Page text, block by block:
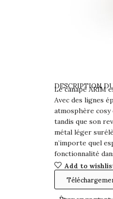
DESCRIPTION
Le canapé ARIM
Avec des lignes
atmosphère
tandis que son
métal léger
n’importe quel
fonctionnalité
Add to